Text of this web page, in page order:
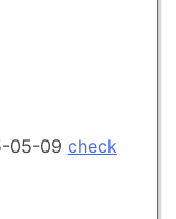
05-09 check